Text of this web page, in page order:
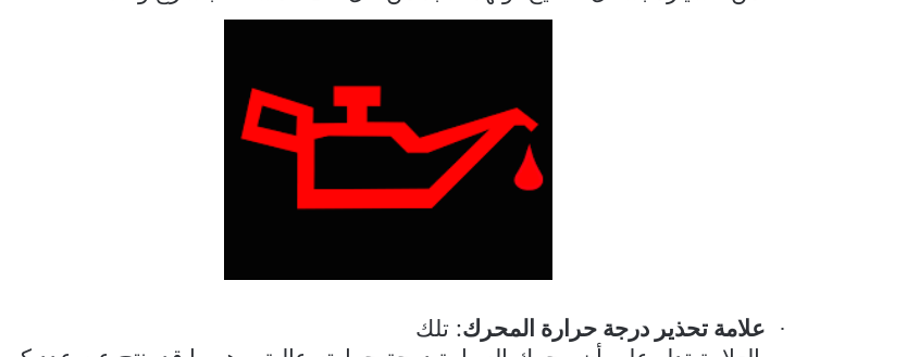
· علامة تحذير درجة حرارة المحرك: تلك